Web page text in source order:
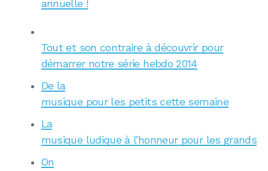
annuelle !
Tout et son contraire à découvrir pour
démarrer notre série hebdo 2014
De la
musique pour les petits cette semaine
La
musique ludique à l’honneur pour les grands
On